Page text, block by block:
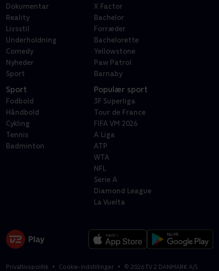
Dokumentar
Reality
Livsstil
Underholdning
Comedy
Nyheder
Sport
X Factor
Bachelor
Forræder
Bachelorette
Yellowstone
Paw Patrol
Barnaby
Sport
Fodbold
Håndbold
Cykling
Tennis
Badminton
Populær sport
3F Superliga
Tour de France
FIFA VM 2026
A Liga
ATP
WTA
NFL
Serie A
Diamond League
La Vuelta
Privatlivspolitik Cookie-indstillinger © 2026TV 2 DANMARK A/S